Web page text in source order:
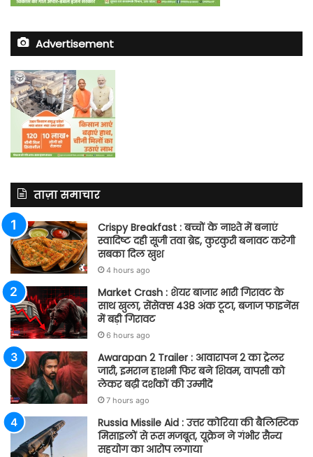
Advertisement
ताज़ा समाचार
Crispy Breakfast : बच्चों के नाश्ते में बनाएं
स्वादिष्ट दही सूजी तवा ब्रेड, कुरकुरी बनावट करेगी
सबका दिल खुश
4 hours ago
Market Crash : शेयर बाजार भारी गिरावट के
साथ खुला, सेंसेक्स 438 अंक टूटा, बजाज फाइनेंस
में बड़ी गिरावट
6 hours ago
Awarapan 2 Trailer : आवारापन 2 का ट्रेलर
जारी, इमरान हाशमी फिर बने शिवम, वापसी को
लेकर बढ़ी दर्शकों की उम्मीदें
7 hours ago
Russia Missile Aid : उत्तर कोरिया की बैलिस्टिक
मिसाइलों से रूस मजबूत, यूक्रेन ने गंभीर सैन्य
सहयोग का आरोप लगाया